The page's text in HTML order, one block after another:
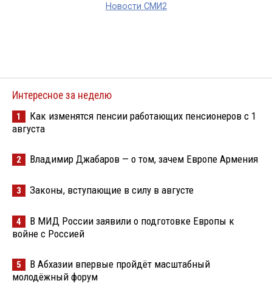
Новости СМИ2
Интересное за неделю
1
Как изменятся пенсии работающих пенсионеров с 1
августа
2 Владимир Джабаров — о том, зачем Европе Армения
3 Законы, вступающие в силу в августе
4
В МИД России заявили о подготовке Европы к
войне с Россией
5
В Абхазии впервые пройдёт масштабный
молодёжный форум